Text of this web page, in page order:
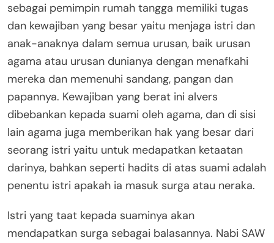
sebagai pemimpin rumah tangga memiliki tugas
dan kewajiban yang besar yaitu menjaga istri dan
anak-anaknya dalam semua urusan, baik urusan
agama atau urusan dunianya dengan menafkahi
mereka dan memenuhi sandang, pangan dan
papannya. Kewajiban yang berat ini alvers
dibebankan kepada suami oleh agama, dan di sisi
lain agama juga memberikan hak yang besar dari
seorang istri yaitu untuk medapatkan ketaatan
darinya, bahkan seperti hadits di atas suami adalah
penentu istri apakah ia masuk surga atau neraka.
Istri yang taat kepada suaminya akan
mendapatkan surga sebagai balasannya. Nabi SAW